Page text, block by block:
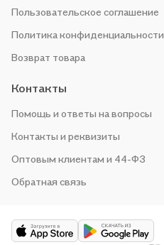
Пользовательское соглашение
Политика конфиденциальности
Возврат товара
Контакты
Помощь и ответы на вопросы
Контакты и реквизиты
Оптовым клиентам и 44-ФЗ
Обратная связь